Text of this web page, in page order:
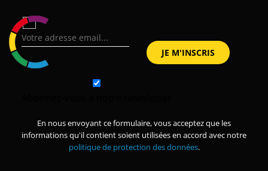
En nous envoyant ce formulaire, vous acceptez que les
informations qu'il contient soient utilisées en accord avec notre
politique de protection des données.